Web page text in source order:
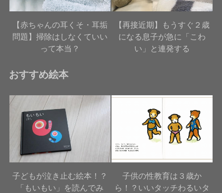
【赤ちゃんの耳くそ・耳垢
問題】掃除はしなくていい
って本当？
【再接近期】もうすぐ２歳
になる息子が急に「こわ
い」と連発する
おすすめ絵本
子どもが泣き止む絵本！？
「もいもい」を読んでみ
子供の性教育は３歳か
ら！？いいタッチわるいタ